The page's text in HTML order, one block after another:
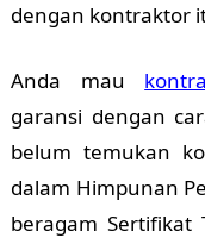
dengan kontraktor
Anda mau
garansi dengan
belum temukan
dalam Himpunan
beragam Sertifikat